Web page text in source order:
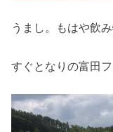
うまし。もはや飲
すぐとなりの富田